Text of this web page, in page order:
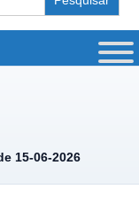
15-06-2026